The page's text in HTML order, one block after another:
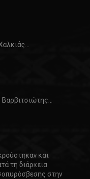
Βαρβιτσιώτης…
και
τη διάρκεια
στην